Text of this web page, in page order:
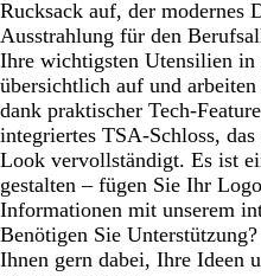
Rucksack auf, der modernes
Ausstrahlung für den
Ihre wichtigsten Utensilien in
übersichtlich auf und
dank praktischer Tech-
integriertes TSA-Schloss,
Look vervollständigt. Es ist
gestalten – fügen Sie Ihr
Informationen mit unserem
Benötigen Sie
Ihnen gern dabei, Ihre Ideen